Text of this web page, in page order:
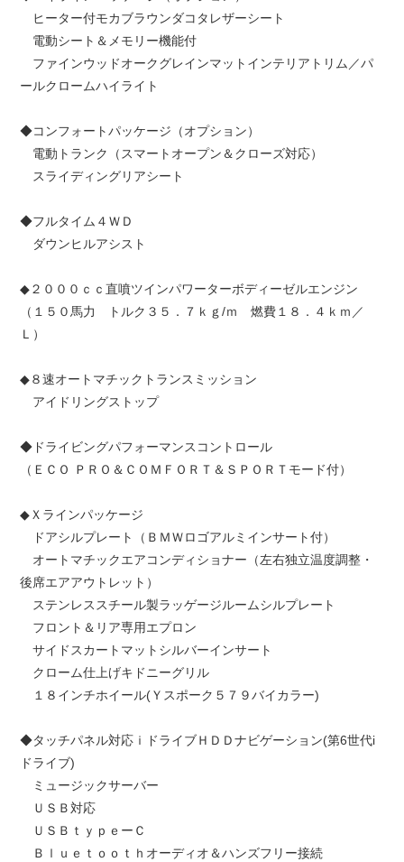
ヒーター付モカブラウンダコタレザーシート
電動シート＆メモリー機能付
ファインウッドオークグレインマットインテリアトリム／パ
ールクロームハイライト
◆コンフォートパッケージ（オプション）
電動トランク（スマートオープン＆クローズ対応）
スライディングリアシート
◆フルタイム４ＷＤ
ダウンヒルアシスト
◆２０００ｃｃ直噴ツインパワーターボディーゼルエンジン
（１５０馬力 トルク３５．７ｋｇ/ｍ 燃費１８．４ｋｍ／
Ｌ）
◆８速オートマチックトランスミッション
アイドリングストップ
◆ドライビングパフォーマンスコントロール
（ＥＣＯ ＰＲＯ＆ＣＯＭＦＯＲＴ＆ＳＰＯＲＴモード付）
◆Ｘラインパッケージ
ドアシルプレート（ＢＭＷロゴアルミインサート付）
オートマチックエアコンディショナー（左右独立温度調整・
後席エアアウトレット）
ステンレススチール製ラッゲージルームシルプレート
フロント＆リア専用エプロン
サイドスカートマットシルバーインサート
クローム仕上げキドニーグリル
１８インチホイール(Ｙスポーク５７９バイカラー)
◆タッチパネル対応ｉドライブＨＤＤナビゲーション(第6世代i
ドライブ)
ミュージックサーバー
ＵＳＢ対応
ＵＳＢｔｙｐｅーＣ
Ｂｌｕｅｔｏｏｔｈオーディオ＆ハンズフリー接続